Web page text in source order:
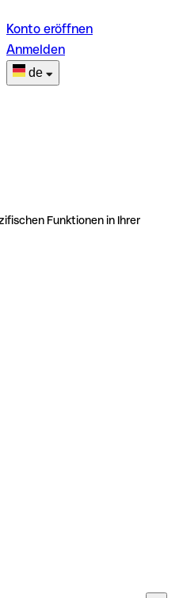
Konto eröffnen
Anmelden
de
Funktionen in Ihrer